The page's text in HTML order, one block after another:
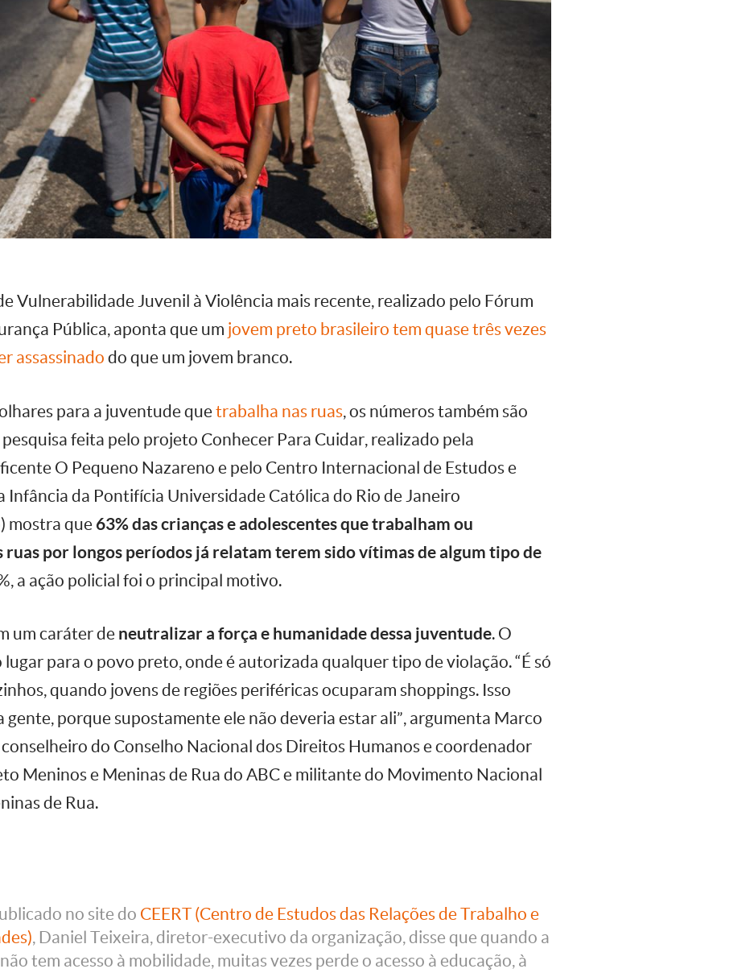
Vulnerabilidade Juvenil à Violência mais recente, realizado pelo Fórum
Pública, aponta que um jovem preto brasileiro tem quase três vezes
assassinado do que um jovem branco.
para a juventude que trabalha nas ruas, os números também são
feita pelo projeto Conhecer Para Cuidar, realizado pela
O Pequeno Nazareno e pelo Centro Internacional de Estudos e
Infância da Pontifícia Universidade Católica do Rio de Janeiro
mostra que 63% das crianças e adolescentes que trabalham ou
ruas por longos períodos já relatam terem sido vítimas de algum tipo de
a ação policial foi o principal motivo.
um caráter de neutralizar a força e humanidade dessa juventude. O
para o povo preto, onde é autorizada qualquer tipo de violação. “É só
quando jovens de regiões periféricas ocuparam shoppings. Isso
porque supostamente ele não deveria estar ali”, argumenta Marco
do Conselho Nacional dos Direitos Humanos e coordenador
Meninos e Meninas de Rua do ABC e militante do Movimento Nacional
de Rua.
no site do CEERT (Centro de Estudos das Relações de Trabalho e
, Daniel Teixeira, diretor-executivo da organização, disse que quando a
tem acesso à mobilidade, muitas vezes perde o acesso à educação, à